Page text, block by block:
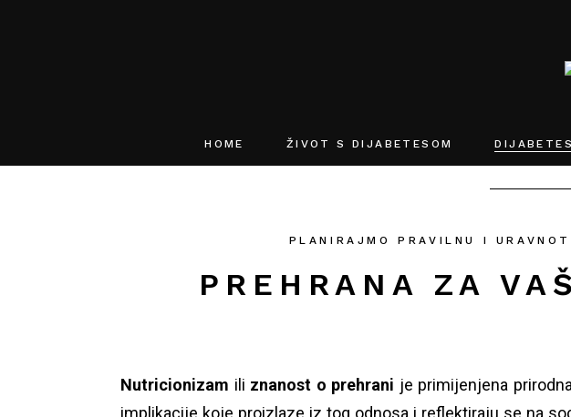
HOME ŽIVOT S DIJABETESOM DIJABETES
PLANIRAJMO PRAVILNU I
PREHRANA ZA
Nutricionizam ili znanost o prehrani je primijenjena
implikacije koje proizlaze iz tog odnosa i reflektiraju se na